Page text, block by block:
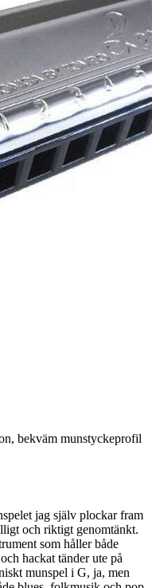
bekväm munstyckeprofil
jag själv plockar fram
och riktigt genomtänkt.
som håller både
hackat tänder ute på
munspel i G, ja, men